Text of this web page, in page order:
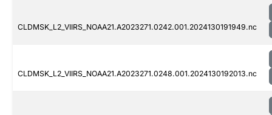
CLDMSK_L2_VIIRS_NOAA21.A2023271.0242.001.2024130191949.nc
CLDMSK_L2_VIIRS_NOAA21.A2023271.0248.001.2024130192013.nc